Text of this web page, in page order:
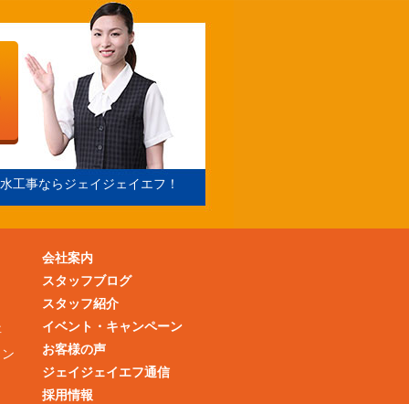
工事ならジェイジェイエフ！
会社案内
スタッフブログ
スタッフ紹介
イベント・キャンペーン
お客様の声
ジェイジェイエフ通信
採用情報